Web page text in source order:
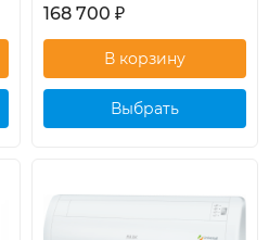
168 700 ₽
Выбрать